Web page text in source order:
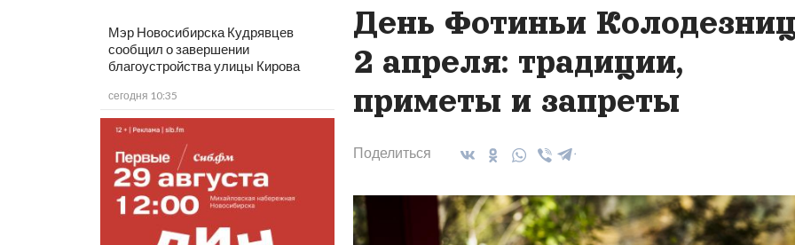
Мэр Новосибирска Кудрявцев
сообщил о завершении
благоустройства улицы Кирова
сегодня 10:35
День Фотиньи
2 апреля: традиции,
приметы и запреты
Поделиться